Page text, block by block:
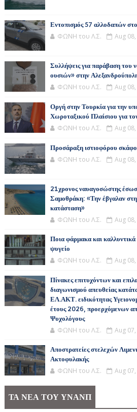
Εντοπισμός 57 αλλοδαπών
ΦΩΝΗ του Λ.Σ. Aug
Συλλήψεις για παράβαση του
ουσιών» στην
ΦΩΝΗ του Λ.Σ. Aug
Οργή στην Τουρκία για την
Χωροταξικού Πλαίσιου για
ΦΩΝΗ του Λ.Σ. Aug
Προσάραξη ιστιοφόρου
ΦΩΝΗ του Λ.Σ. Aug
21χρονος ναυαγοσώστης
Σαμοθράκη: «Την έβγαλαν στη
κατάσταση»
ΦΩΝΗ του Λ.Σ. Aug
Ποια φάρμακα και καλλυντικά
ψυγείο
ΦΩΝΗ του Λ.Σ. Aug
Πίνακες επιτυχόντων και
διαγωνισμού απευθείας
ΕΛ.ΑΚΤ. ειδικότητας
έτους 2026, προερχόμενων
Ψυχολόγους
ΦΩΝΗ του Λ.Σ. Aug
Αποστρατείες στελεχών
Ακτοφυλακής
ΦΩΝΗ του Λ.Σ. Aug
ΤΑ ΝΕΑ ΤΟΥ ΥΝΑΝΠ